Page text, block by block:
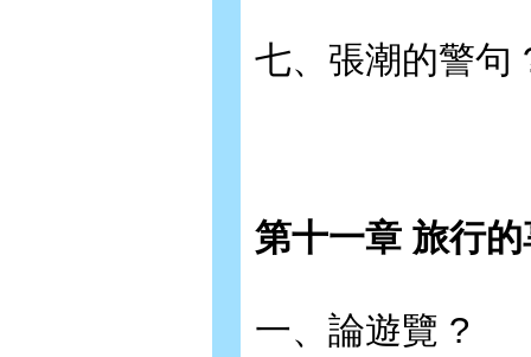
七、張潮的警句
第十一章 旅行
一、論遊覽 ?